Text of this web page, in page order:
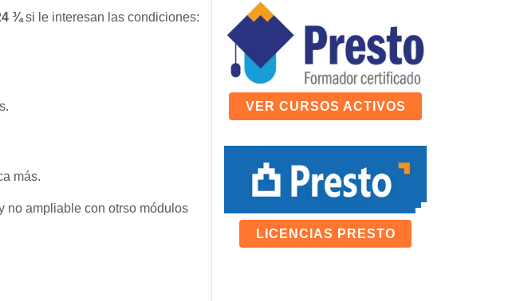
¾si le interesan las condiciones:
más.
no ampliable con otrso módulos
VER CURSOS ACTIVOS
LICENCIAS PRESTO